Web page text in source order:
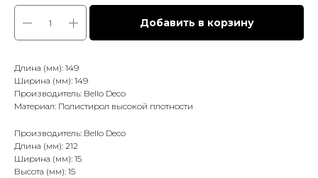
Добавить в корзину
Длина (мм): 149
Ширина (мм): 149
Производитель: Bello Deco
Материал: Полистирол высокой плотности
Производитель: Bello Deco
Длина (мм): 212
Ширина (мм): 15
Высота (мм): 15